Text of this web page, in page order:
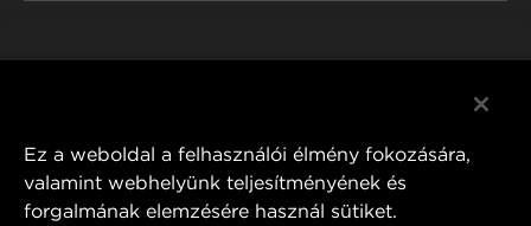
Ez a weboldal a felhasználói élmény fokozására,
valamint webhelyünk teljesítményének és
forgalmának elemzésére használ sütiket.